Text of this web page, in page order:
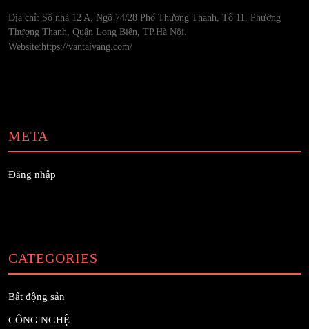
Địa chỉ: Số nhà 12 A, Ngõ 74/28 Phố Thượng Thanh, Tổ 11, Phường
Thượng Thanh, Quận Long Biên, TP.Hà Nội.
Website:https://vantaivang.com/
META
Đăng nhập
CATEGORIES
Bất động sản
CÔNG NGHỆ